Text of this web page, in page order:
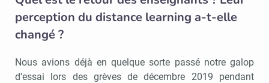
perception du distance learning a-t-elle
changé ?
Nous avions déjà en quelque sorte passé notre galop
d’essai lors des grèves de décembre 2019 pendant